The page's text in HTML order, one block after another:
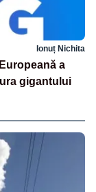
Ionuț Nichita
a
gigantului